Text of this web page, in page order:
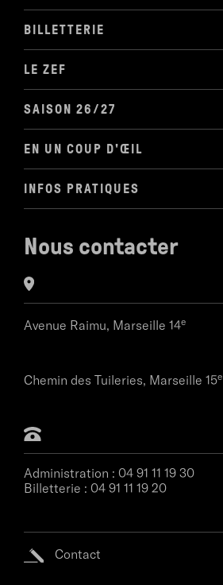
BILLETTERIE
LE ZEF
SAISON 26/27
EN UN COUP D'ŒIL
INFOS PRATIQUES
Nous contacter
Avenue Raimu, Marseille 14e
Chemin des Tuileries, Marseille 15e
Administration : 04 91 11 19 30
Billetterie : 04 91 11 19 20
Contact